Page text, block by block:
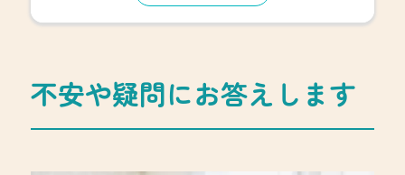
不安や疑問にお答えします